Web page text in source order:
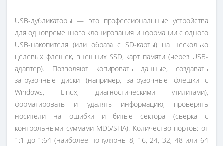
USB-дубликаторы — это профессиональные устройства
для одновременного клонирования информации с одного
USB-накопителя (или образа с SD-карты) на несколько
целевых флешек, внешних SSD, карт памяти (через USB-
адаптер). Позволяют копировать данные, создавать
загрузочные диски (например, загрузочные флешки с
Windows, Linux, диагностическими утилитами),
форматировать и удалять информацию, проверять
носители на ошибки и битые сектора (сверка с
контрольными суммами MD5/SHA). Количество портов: от
1:1 до 1:64 (наиболее популярны 8, 16, 24, 32, 48 или 64